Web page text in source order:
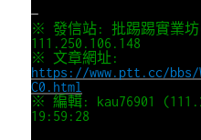
—
※ 發信站: 批踢踢實業
111.250.106.148
※ 文章網址:
https://www.ptt.cc/bbs/
C0.html
※ 編輯: kau76901
19:59:28